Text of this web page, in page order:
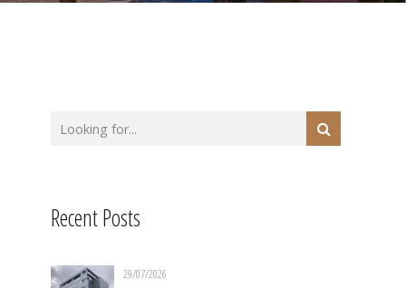
Recent Posts
29/07/2026